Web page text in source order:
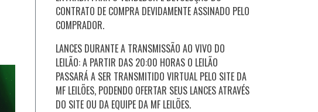
CONTRATO DE COMPRA DEVIDAMENTE ASSINADO PELO
COMPRADOR.
LANCES DURANTE A TRANSMISSÃO AO VIVO DO
LEILÃO: A PARTIR DAS 20:00 HORAS O LEILÃO
PASSARÁ A SER TRANSMITIDO VIRTUAL PELO SITE DA
MF LEILÕES, PODENDO OFERTAR SEUS LANCES ATRAVÉS
DO SITE OU DA EQUIPE DA MF LEILÕES.